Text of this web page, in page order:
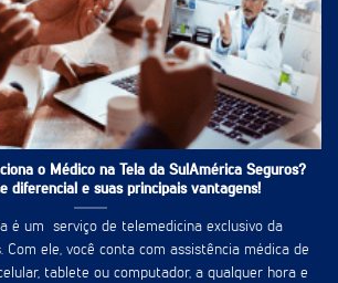
o Médico na Tela da SulAmérica Seguros?
diferencial e suas principais vantagens!
é um serviço de telemedicina exclusivo da
Com ele, você conta com assistência médica de
tablete ou computador, a qualquer hora e